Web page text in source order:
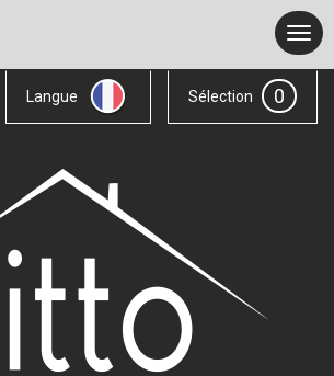
Langue Sélection 0